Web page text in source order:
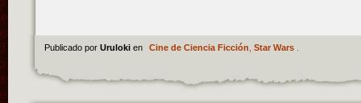
Publicado por Uruloki en Cine de Ciencia Ficción Star Wars.